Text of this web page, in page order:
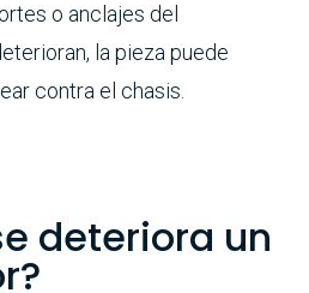
o anclajes del
la pieza puede
contra el chasis.
deteriora un